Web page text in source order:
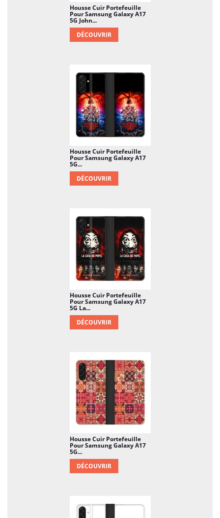
Housse Cuir Portefeuille
Pour Samsung Galaxy A17
5G John...
DÉCOUVRIR
Housse Cuir Portefeuille
Pour Samsung Galaxy A17
5G...
DÉCOUVRIR
Housse Cuir Portefeuille
Pour Samsung Galaxy A17
5G La...
DÉCOUVRIR
Housse Cuir Portefeuille
Pour Samsung Galaxy A17
5G...
DÉCOUVRIR